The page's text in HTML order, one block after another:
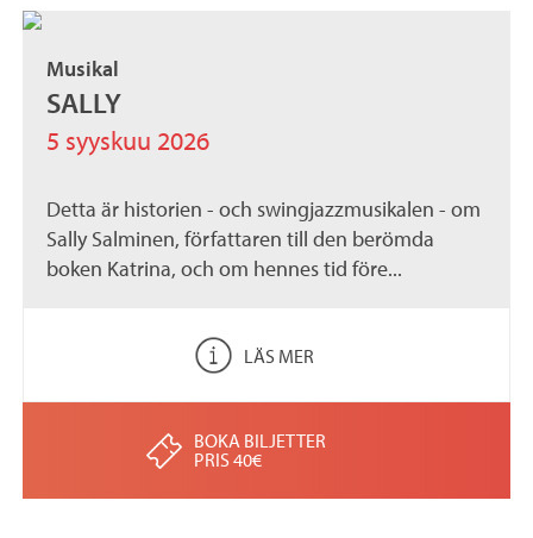
Musikal
SALLY
5 syyskuu 2026
Detta är historien - och swingjazzmusikalen - om
Sally Salminen, författaren till den berömda
boken Katrina, och om hennes tid före...
LÄS MER
BOKA BILJETTER
PRIS 40€